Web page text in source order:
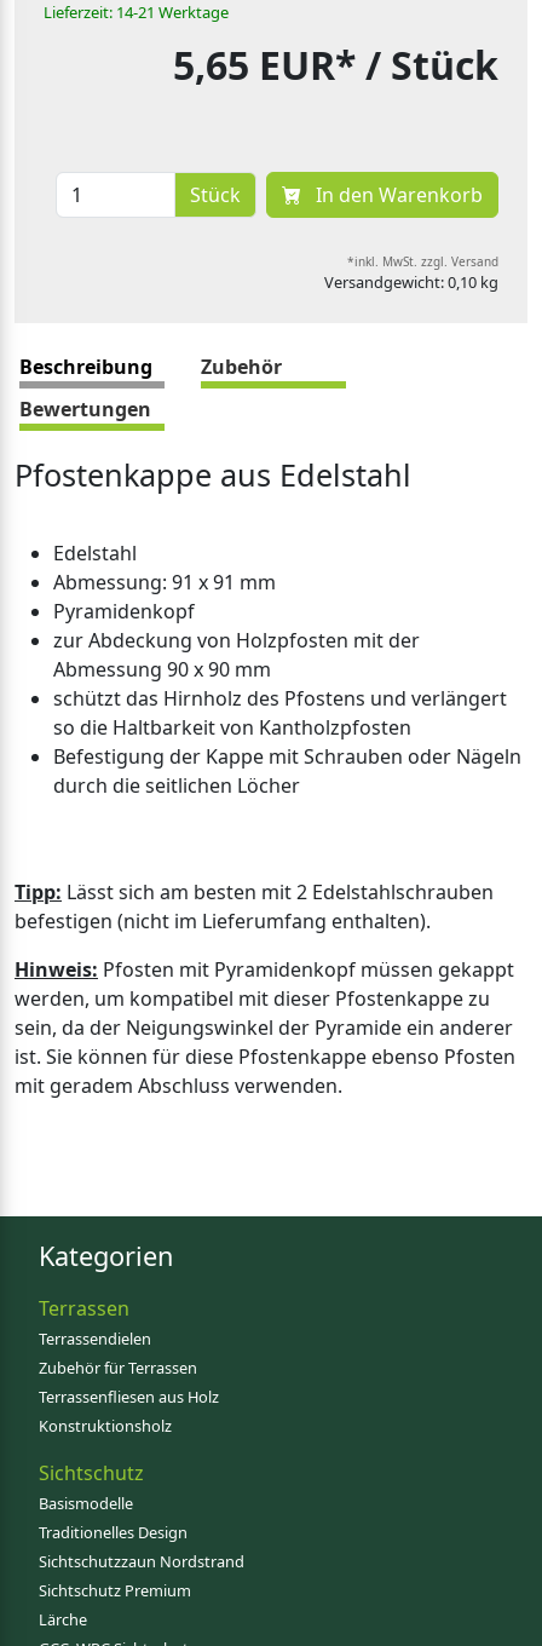
Lieferzeit: 14-21 Werktage
5,65 EUR*/ Stück
Stück In den Warenkorb
*inkl. MwSt. zzgl. Versand
Versandgewicht: 0,10 kg
Beschreibung
Zubehör
Bewertungen
Pfostenkappe aus Edelstahl
Edelstahl
Abmessung: 91 x 91 mm
Pyramidenkopf
zur Abdeckung von Holzpfosten mit der
Abmessung 90 x 90 mm
schützt das Hirnholz des Pfostens und verlängert
so die Haltbarkeit von Kantholzpfosten
Befestigung der Kappe mit Schrauben oder Nägeln
durch die seitlichen Löcher
Tipp: Lässt sich am besten mit 2 Edelstahlschrauben
befestigen (nicht im Lieferumfang enthalten).
Hinweis: Pfosten mit Pyramidenkopf müssen gekappt
werden, um kompatibel mit dieser Pfostenkappe zu
sein, da der Neigungswinkel der Pyramide ein anderer
ist. Sie können für diese Pfostenkappe ebenso Pfosten
mit geradem Abschluss verwenden.
Kategorien
Terrassen
Terrassendielen
Zubehör für Terrassen
Terrassenfliesen aus Holz
Konstruktionsholz
Sichtschutz
Basismodelle
Traditionelles Design
Sichtschutzzaun Nordstrand
Sichtschutz Premium
Lärche